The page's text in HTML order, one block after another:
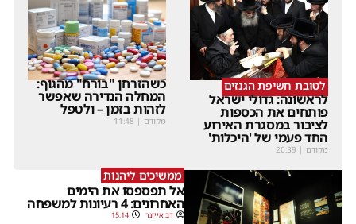
לטובת חשיפת הגנזים
לראשונה: גדולי ישראל
פותחים את הכספות
לציבור במסגרת האירוע
החד פעמי של 'היכלות'
מקודם |
20:39
כשהזרחן "בורח" מהגוף:
המחלה הנדירה שאפשר
לזהות בזמן – ולטפל
מקודם |
11:48
ממשיכים ליהנות
אל תפספסו את הימים
האחרונים: 4 רעיונות למשפחה
דב אייזנר 15:14